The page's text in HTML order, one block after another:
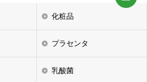
化粧品
プラセンタ
乳酸菌